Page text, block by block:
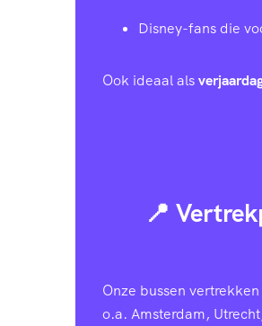
Disney-fans die
Ook ideaal als
📍
Onze bussen
o.a. Amsterdam,